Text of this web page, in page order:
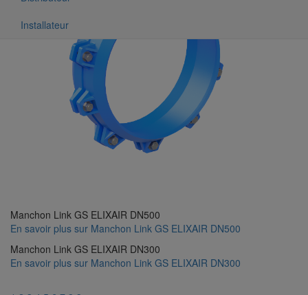
Installateur
Manchon Link GS ELIXAIR DN500
En savoir plus sur Manchon Link GS ELIXAIR DN500
Manchon Link GS ELIXAIR DN300
En savoir plus sur Manchon Link GS ELIXAIR DN300